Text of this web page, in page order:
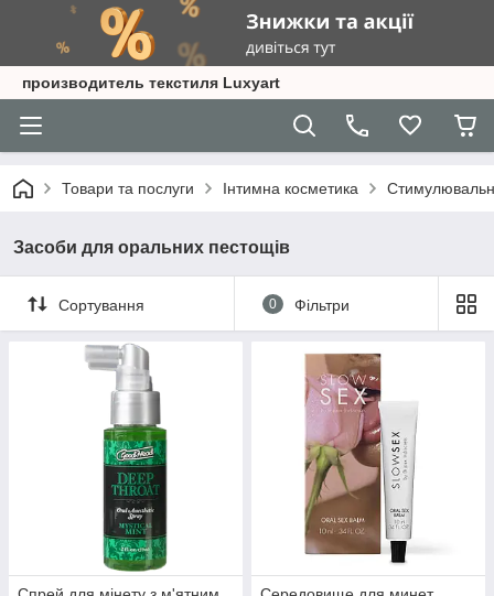
производитель текстиля Luxyart
Товари та послуги Інтимна косметика
Засоби для оральних пестощів
Сортування 0 Фільтри